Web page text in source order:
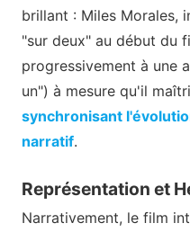
brillant : Miles Morales,
"sur deux" au début du
progressivement à une
un") à mesure qu'il
synchronisant
narratif.
Représentation et
Narrativement, le film